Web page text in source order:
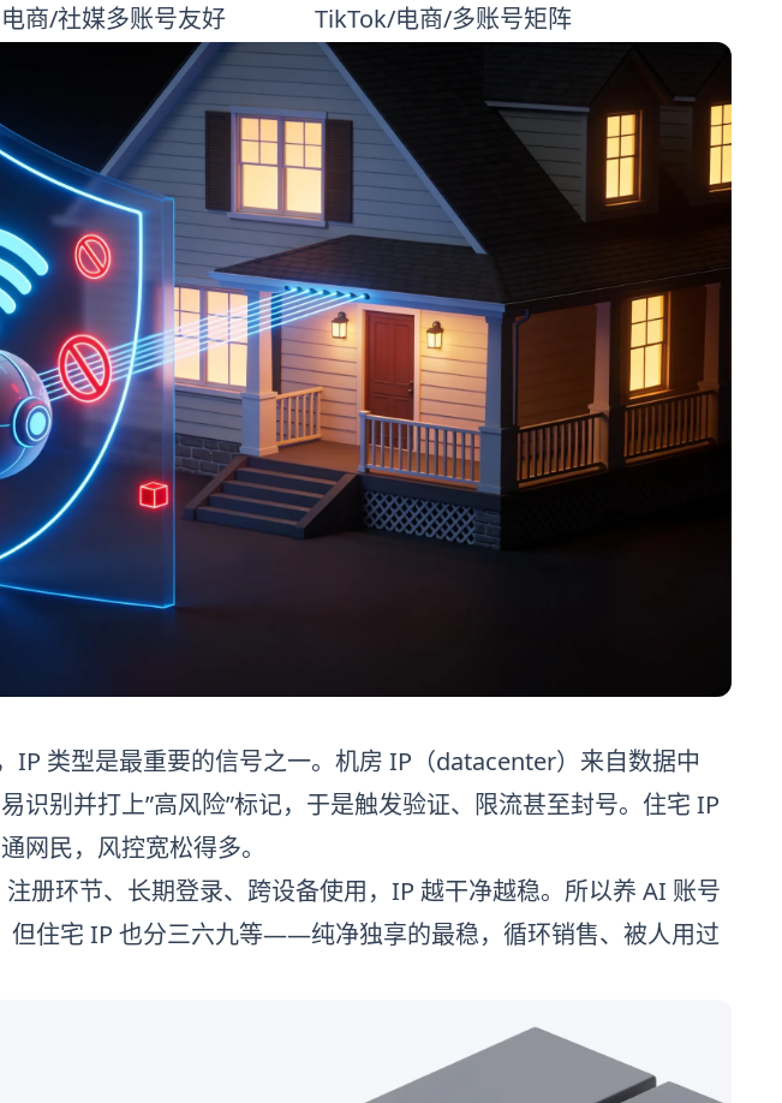
商/社媒多账号友好 TikTok/电商/多账号矩阵
IP 类型是最重要的信号之一。机房 IP（datacenter）来自数据中
识别并打上”高风险”标记，于是触发验证、限流甚至封号。住宅 IP
网民，风控宽松得多。
册环节、长期登录、跨设备使用，IP 越干净越稳。所以养 AI 账号
但住宅 IP 也分三六九等——纯净独享的最稳，循环销售、被人用过